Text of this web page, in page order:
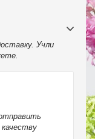
Учли